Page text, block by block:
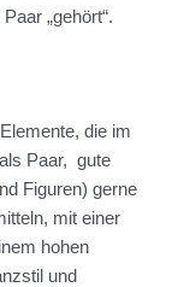
„gehört“.
die im
Paar, gute
Figuren) gerne
mit einer
hohen
und